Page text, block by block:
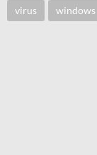
virus windows